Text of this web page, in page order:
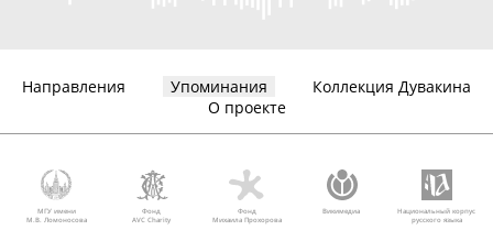
Направления Упоминания
Коллекция Дувакина
О проекте
МГУ имени
М.В. Ломоносова
Фонд
AVC Charity
Фонд
Михаила Прохорова
Викимедиа
Национальный корпус
русского языка